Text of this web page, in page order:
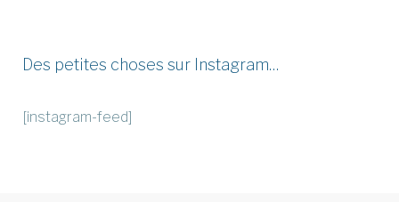
Des petites choses sur Instagram…
[instagram-feed]